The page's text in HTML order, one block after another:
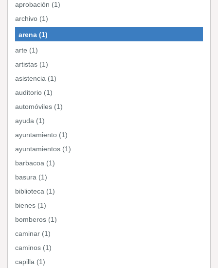
aprobación (1)
archivo (1)
arena (1)
arte (1)
artistas (1)
asistencia (1)
auditorio (1)
automóviles (1)
ayuda (1)
ayuntamiento (1)
ayuntamientos (1)
barbacoa (1)
basura (1)
biblioteca (1)
bienes (1)
bomberos (1)
caminar (1)
caminos (1)
capilla (1)